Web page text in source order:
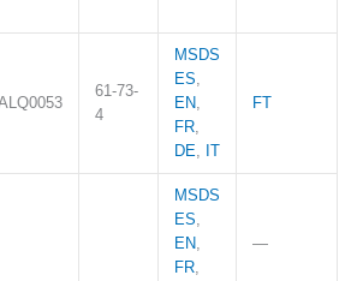
61-73-
4
MSDS
ES,
EN,
FR,
DE, IT
FT
MSDS
ES,
EN,
FR,
—